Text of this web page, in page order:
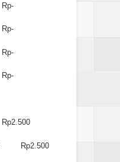
Rp-
Rp-
Rp-
Rp-
Rp2.500
Rp2.500